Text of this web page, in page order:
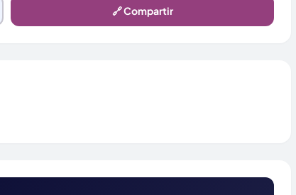
🔗 Compartir